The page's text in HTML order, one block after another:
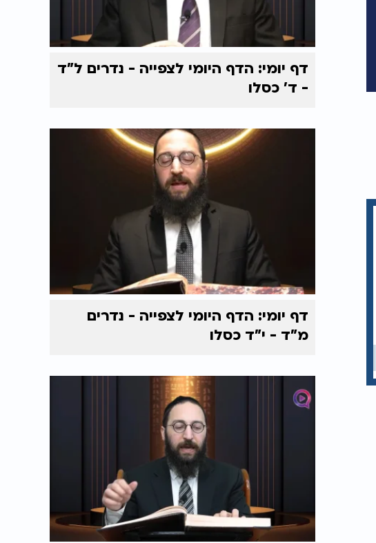
דף יומי: הדף היומי לצפייה - נדרים ל"ד
- ד' כסלו
דף יומי: הדף היומי לצפייה - נדרים
מ"ד - י"ד כסלו